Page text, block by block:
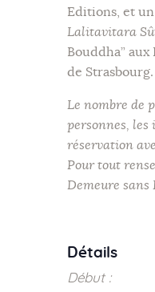
Editions, et
Lalitavitara
Bouddha”
de Strasbourg.
Le nombre de
personnes,
réservation
Pour tout
Demeure sans
Détails
Début :